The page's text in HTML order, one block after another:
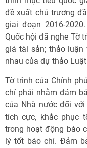
đề xuất chủ trương
giai đoạn 2016-
Quốc hội đã nghe Tờ
giá tài sản; thảo
nhau của dự thảo
Tờ trình của Chính
chí phải nhằm đảm
của Nhà nước đối
tích cực, khắc phục
trong hoạt động báo
lý tốt báo chí. Đảm